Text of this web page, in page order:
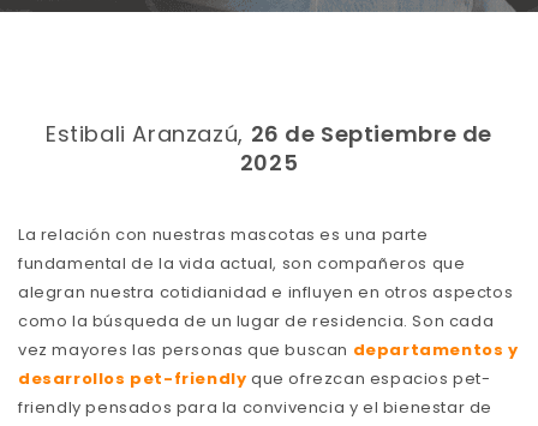
Estibali Aranzazú, 26 de Septiembre de
2025
La relación con nuestras mascotas es una parte
fundamental de la vida actual, son compañeros que
alegran nuestra cotidianidad e influyen en otros aspectos
como la búsqueda de un lugar de residencia. Son cada
vez mayores las personas que buscan departamentos y
desarrollos pet-friendly que ofrezcan espacios pet-
friendly pensados para la convivencia y el bienestar de